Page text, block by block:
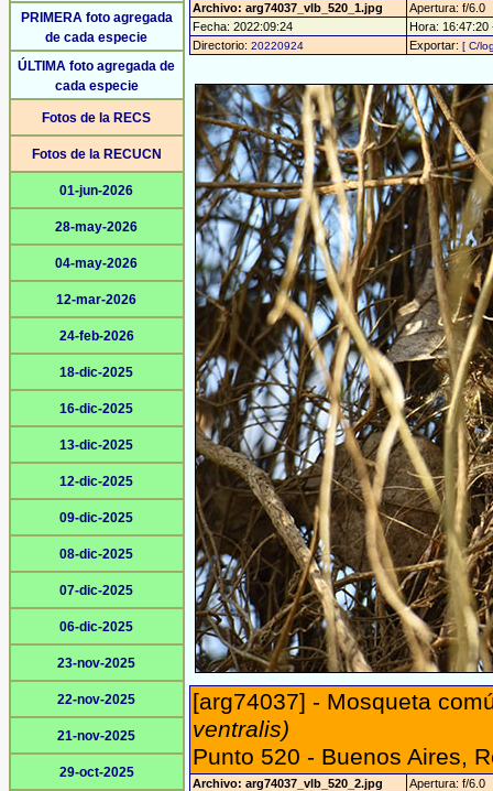
PRIMERA foto agregada
de cada especie
ÚLTIMA foto agregada de
cada especie
Fotos de la RECS
Fotos de la RECUCN
01-jun-2026
28-may-2026
04-may-2026
12-mar-2026
24-feb-2026
18-dic-2025
16-dic-2025
13-dic-2025
12-dic-2025
09-dic-2025
08-dic-2025
07-dic-2025
06-dic-2025
23-nov-2025
22-nov-2025
21-nov-2025
29-oct-2025
Archivo: arg74037_vlb_520_1.jpg
Apertura: f/6.0
Fecha: 2022:09:24
Hora: 16:47:20
Directorio: 20220924 Exportar: [ C/
[arg74037] - Mosqueta
ventralis)
Punto 520 - Buenos Aires,
Archivo: arg74037_vlb_520_2.jpg
Apertura: f/6.0